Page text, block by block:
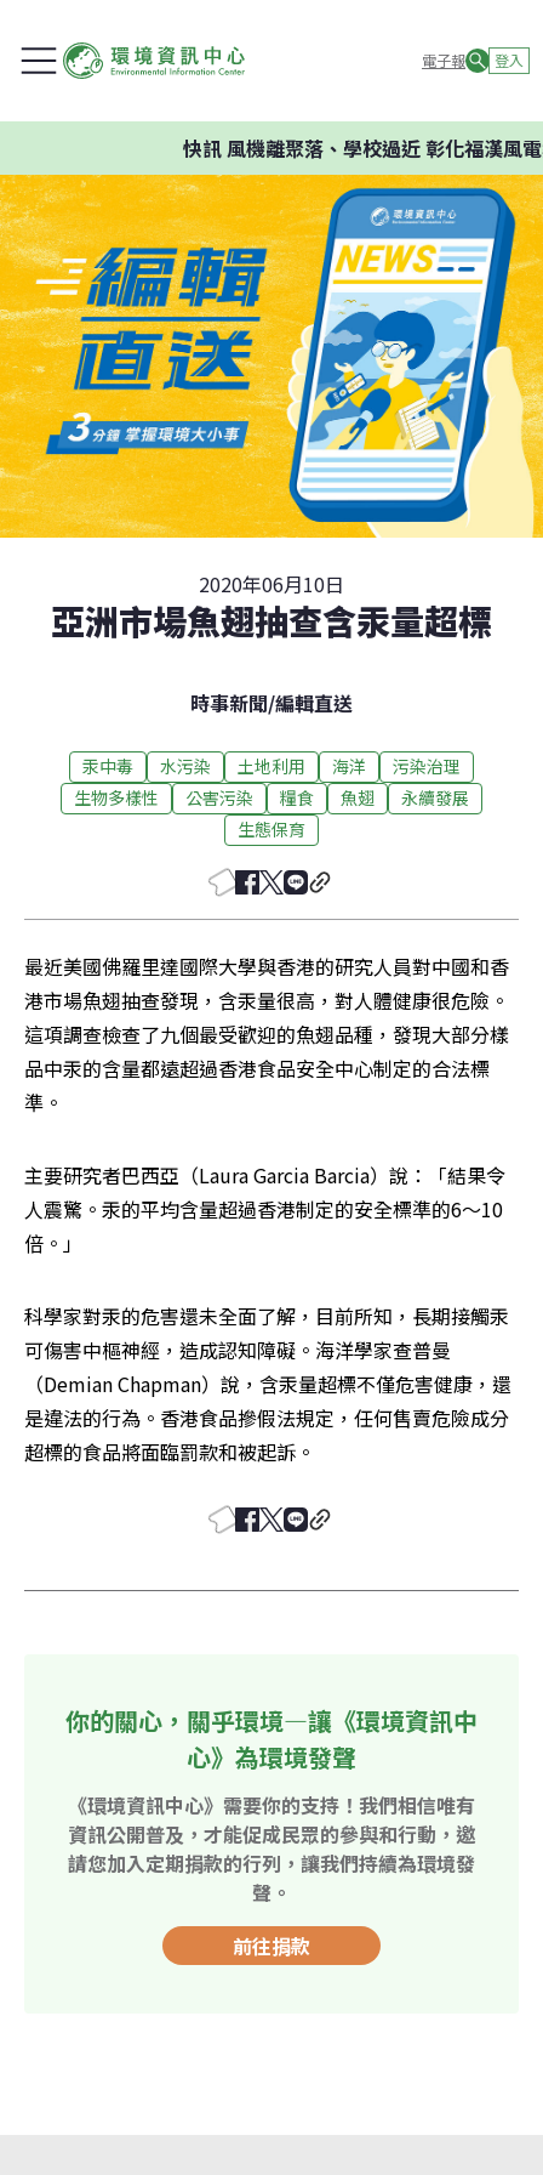
電子報 登入
快訊風機離聚落、學校過近 彰化福漢風電
2020年06月10日
亞洲市場魚翅抽查含汞量超標
時事新聞/編輯直送
汞中毒 水污染 土地利用 海洋
污染治理
生物多樣性
公害污染 糧食 魚翅
永續發展
生態保育
最近美國佛羅里達國際大學與香港的研究人員對中國和香
港市場魚翅抽查發現，含汞量很高，對人體健康很危險。
這項調查檢查了九個最受歡迎的魚翅品種，發現大部分樣
品中汞的含量都遠超過香港食品安全中心制定的合法標
準。
主要研究者巴西亞（Laura Garcia Barcia）說：「結果令
人震驚。汞的平均含量超過香港制定的安全標準的6～10
倍。」
科學家對汞的危害還未全面了解，目前所知，長期接觸汞
可傷害中樞神經，造成認知障礙。海洋學家查普曼
（Demian Chapman）說，含汞量超標不僅危害健康，還
是違法的行為。香港食品摻假法規定，任何售賣危險成分
超標的食品將面臨罰款和被起訴。
你的關心，關乎環境—讓《環境資訊中
心》為環境發聲
《環境資訊中心》需要你的支持！我們相信唯有
資訊公開普及，才能促成民眾的參與和行動，邀
請您加入定期捐款的行列，讓我們持續為環境發
聲。
前往捐款